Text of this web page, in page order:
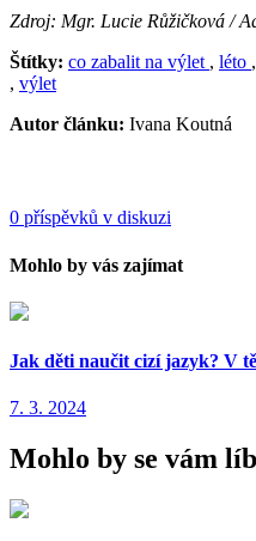
Zdroj: Mgr. Lucie Růžičková /
Štítky: co zabalit na výlet , léto ,
, výlet
Autor článku: Ivana Koutná
0 příspěvků v diskuzi
Mohlo by vás zajímat
Jak děti naučit cizí jazyk? V
7. 3. 2024
Mohlo by se vám